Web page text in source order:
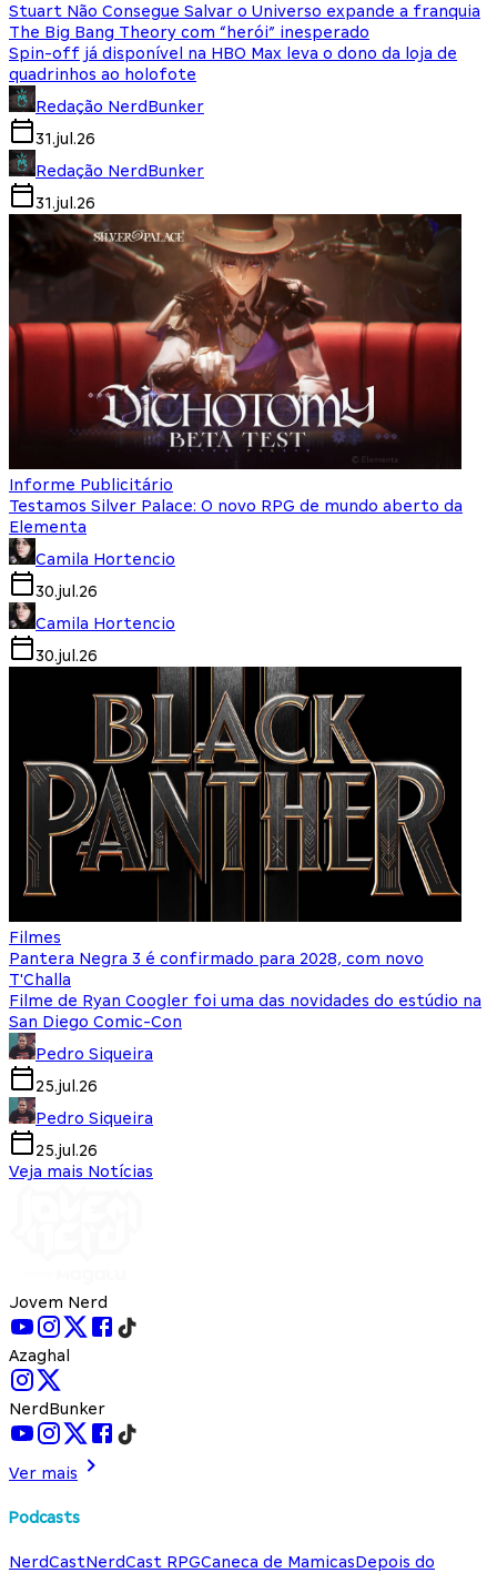
Stuart Não Consegue Salvar o Universo expande a franquia
The Big Bang Theory com “herói” inesperado
Spin-off já disponível na HBO Max leva o dono da loja de
quadrinhos ao holofote
Redação NerdBunker
31.jul.26
Redação NerdBunker
31.jul.26
Informe Publicitário
Testamos Silver Palace: O novo RPG de mundo aberto da
Elementa
Camila Hortencio
30.jul.26
Camila Hortencio
30.jul.26
Filmes
Pantera Negra 3 é confirmado para 2028, com novo
T'Challa
Filme de Ryan Coogler foi uma das novidades do estúdio na
San Diego Comic-Con
Pedro Siqueira
25.jul.26
Pedro Siqueira
25.jul.26
Veja mais Notícias
Jovem Nerd
Azaghal
NerdBunker
Ver mais
Podcasts
NerdCastNerdCast RPGCaneca de MamicasDepois do